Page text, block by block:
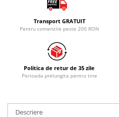
Transport GRATUIT
Pentru comenzile peste 200 RON
Politica de retur de 35 zile
Perioada prelungita pentru tine
Descriere